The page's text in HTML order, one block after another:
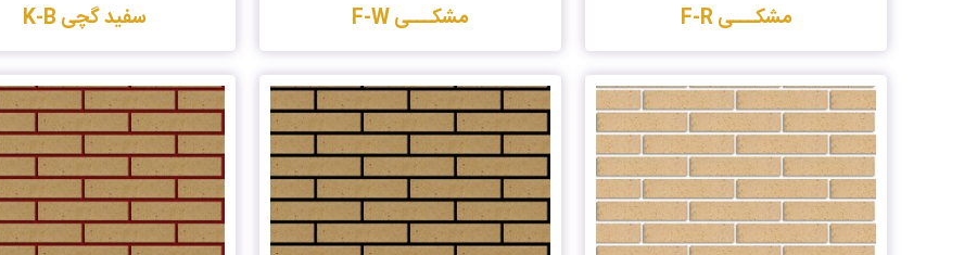
مشکـــی F-R مشکـــی F-W سفید گچی K-B